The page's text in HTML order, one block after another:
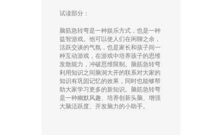
试读部分：
脑筋急转弯是一种娱乐方式，也是一种
益智游戏。他可以使人们在闲聊之余，
活跃交谈的气氛，也是家长和孩子间一
种互动游戏，在游戏中培养孩子的思维
发散能力，冲破思维限制。脑筋急转弯
利用知识之间脑洞大开的联系对大家的
知识有巩固记忆的效果，同时也能够帮
助大家学习更多的新知识。脑筋急转弯
是一种幽默风趣、培养创新头脑、增强
大脑活跃度、开发脑力的小助手。